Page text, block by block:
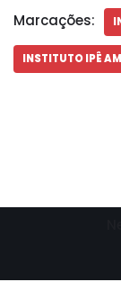
Marcações:
INSTITUTO IPÊ